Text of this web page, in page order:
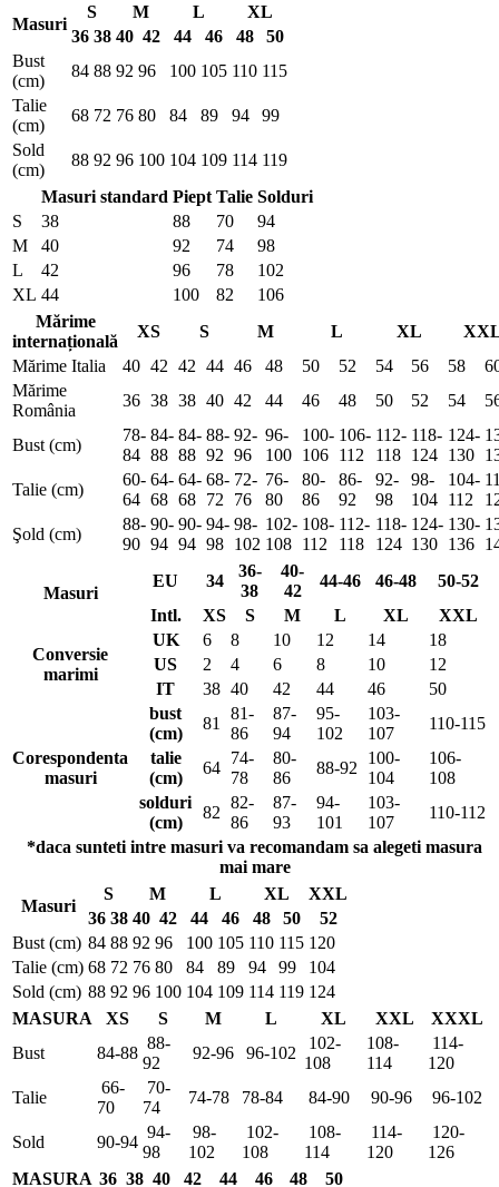
Masuri
S M L
XL
36 38 40 42 44 46 48
50
Bust
(cm)
84 88 92 96 100 105 110 115
Talie
(cm)
68 72 76 80 84 89 94
99
Sold
(cm)
88 92 96 100 104 109 114 119
Masuri standard Piept Talie Solduri
S
38 88 70
94
M
40 92 74
98
L
42 96 78
102
XL 44 100 82
106
Mărime
internațională
XS S M L XL
Mărime Italia
40 42 42 44 46 48 50 52 54 56 58
Mărime
România
36 38 38 40 42 44 46 48 50 52 54
Bust (cm)
78-
84
84-
88
84-
88
88-
92
92-
96
96-
100
100-
106
106-
112
112-
118
118-
124
124-
130
Talie (cm)
60-
64
64-
68
64-
68
68-
72
72-
76
76-
80
80-
86
86-
92
92-
98
98-
104
104-
112
Şold (cm)
88-
90
90-
94
90-
94
94-
98
98-
102
102-
108
108-
112
112-
118
118-
124
124-
130
130-
136
Masuri
EU 34
36-
38
40-
42
44-46 46-48
50-52
Intl.
XS S M L XL XXL
Conversie
marimi
UK 6 8 10 12 14
18
US
2 4 6 8 10
12
IT
38 40 42 44 46 50
Corespondenta
masuri
bust
(cm)
81
81-
86
87-
94
95-
102
103-
107
110-115
talie
(cm)
64
74-
78
80-
86
88-92
100-
104
106-
108
solduri
(cm)
82
82-
86
87-
93
94-
101
103-
107
110-112
*daca sunteti intre masuri va recomandam sa alegeti masura
mai mare
Masuri
S M L XL
XXL
36 38 40 42 44 46 48 50
52
Bust (cm) 84 88 92 96 100 105 110 115 120
Talie (cm) 68 72 76 80 84 89 94 99
104
Sold (cm) 88 92 96 100 104 109 114 119 124
MASURA
XS S M L XL XXL
XXXL
Bust
84-88
88-
92
92-96 96-102
102-
108
108-
114
114-
120
Talie
66-
70
70-
74
74-78 78-84 84-90 90-96 96-102
Sold 90-94
94-
98
98-
102
102-
108
108-
114
114-
120
120-
126
MASURA 36 38 40 42 44 46 48 50